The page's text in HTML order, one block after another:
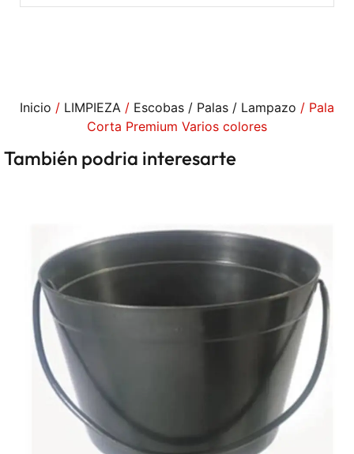
Inicio / LIMPIEZA / Escobas / Palas / Lampazo / Pala
Corta Premium Varios colores
También podria interesarte